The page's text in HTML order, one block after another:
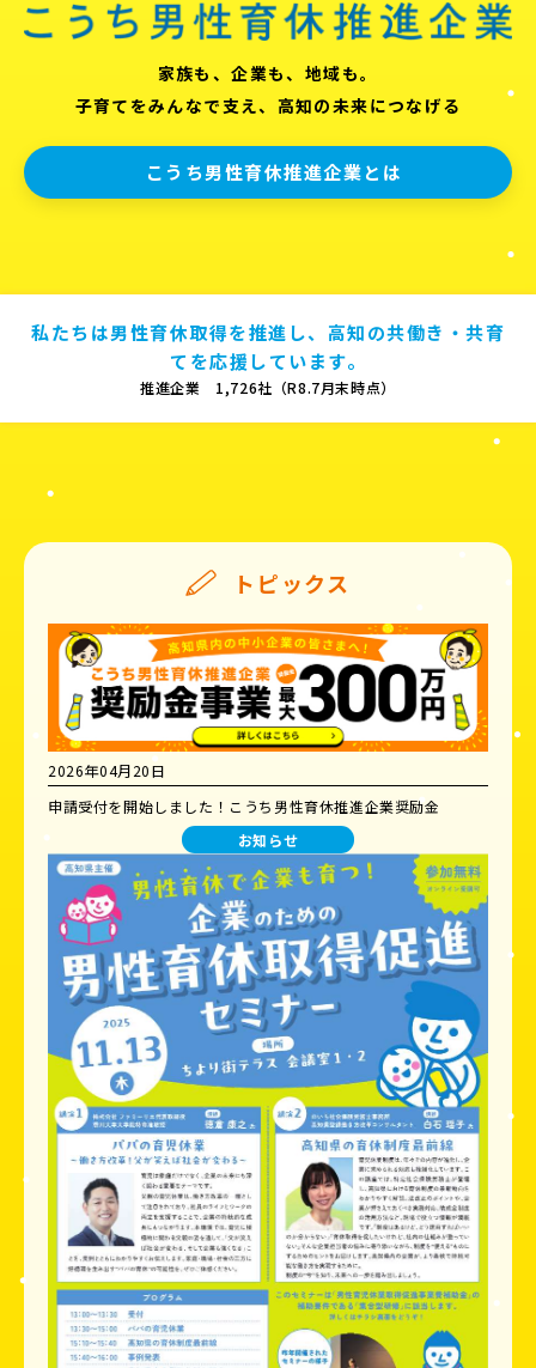
家族も、企業も、地域も。
子育てをみんなで支え、高知の未来につなげる
こうち男性育休推進企業とは
私たちは男性育休取得を推進し、高知の共働き・共育
てを応援しています。
推進企業 1,726社（R8.7月末時点）
トピックス
2026年04月20日
申請受付を開始しました！こうち男性育休推進企業奨励金
お知らせ